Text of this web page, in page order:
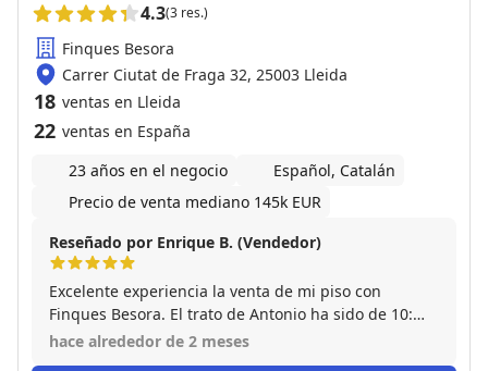
4.3(3 res.)
Finques Besora
Carrer Ciutat de Fraga 32, 25003 Lleida
18 ventas en Lleida
22 ventas en España
23 años en el negocio
Español, Catalán
Precio de venta mediano 145k EUR
Reseñado por Enrique B. (Vendedor)
Excelente experiencia la venta de mi piso con
Finques Besora. El trato de Antonio ha sido de 10:
muy atento, serio y pendiente de cada detalle desde
hace alrededor de 2 meses